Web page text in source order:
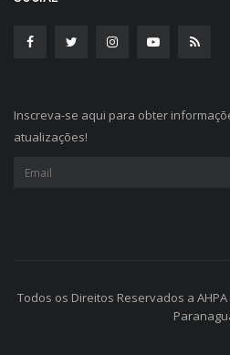
Inscreva-se aqui para obter
atualizações!
Todos os Direitos Reservados a